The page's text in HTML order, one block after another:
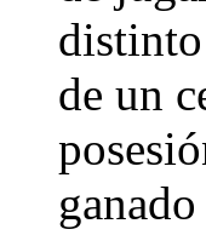
de un